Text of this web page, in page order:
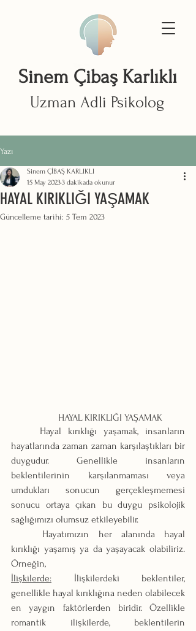
Sinem Çibaş Karlıklı
Uzman Adli Psikolog
Yazı
HAYAL KIRIKLIĞI YAŞAMAK
Sinem ÇİBAŞ KARLIKLI
15 May 20233 dakikada okunur
Güncelleme tarihi: 5 Tem 2023
	HAYAL KIRIKLIĞI YAŞAMAK
hayatlarında zaman zaman karşılaştıkları bir
duygudur. Genellikle insanların
beklentilerinin karşılanmaması veya
umdukları sonucun gerçekleşmemesi
sonucu ortaya çıkan bu duygu psikolojik
sağlığımızı olumsuz etkileyebilir.
kırıklığı yaşamış ya da yaşayacak olabiliriz.
Örneğin,
İlişkilerde: İlişkilerdeki beklentiler,
genellikle hayal kırıklığına neden olabilecek
en yaygın faktörlerden biridir. Özellikle
romantik ilişkilerde, beklentilerin